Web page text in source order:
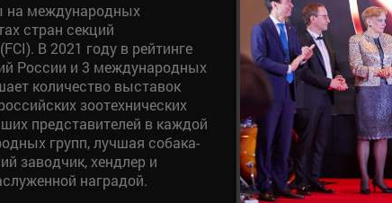
на международных
стран секций
В 2021 году в рейтинге
России и 3 международных
количество выставок
зоотехнических
представителей в каждой
групп, лучшая собака-
заводчик, хендлер и
наградой.